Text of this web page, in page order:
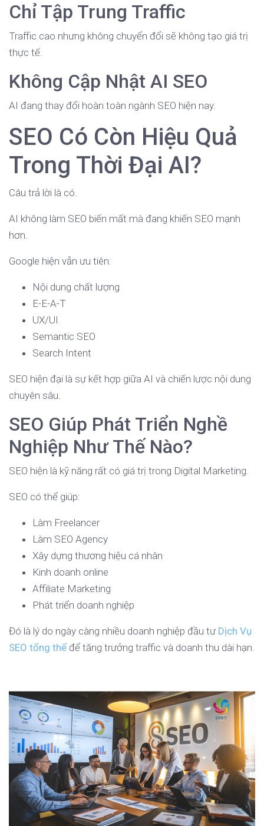
Chỉ Tập Trung Traffic
Traffic cao nhưng không chuyển đổi sẽ không tạo giá trị
thực tế.
Không Cập Nhật AI SEO
AI đang thay đổi hoàn toàn ngành SEO hiện nay.
SEO Có Còn Hiệu Quả
Trong Thời Đại AI?
Câu trả lời là có.
AI không làm SEO biến mất mà đang khiến SEO mạnh
hơn.
Google hiện vẫn ưu tiên:
Nội dung chất lượng
E-E-A-T
UX/UI
Semantic SEO
Search Intent
SEO hiện đại là sự kết hợp giữa AI và chiến lược nội dung
chuyên sâu.
SEO Giúp Phát Triển Nghề
Nghiệp Như Thế Nào?
SEO hiện là kỹ năng rất có giá trị trong Digital Marketing.
SEO có thể giúp:
Làm Freelancer
Làm SEO Agency
Xây dựng thương hiệu cá nhân
Kinh doanh online
Affiliate Marketing
Phát triển doanh nghiệp
Đó là lý do ngày càng nhiều doanh nghiệp đầu tư Dịch Vụ
SEO tổng thể để tăng trưởng traffic và doanh thu dài hạn.